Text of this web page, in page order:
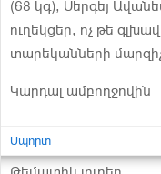
(68 կգ), Սերգեյ
ուղեկցեր, ոչ թե
տարեկանների
Կարդալ ամբողջովին
Սպորտ